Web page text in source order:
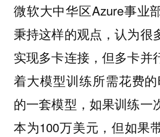
微软大中华区Azure事业
秉持这样的观点，认为很
实现多卡连接，但多卡并
着大模型训练所需花费
的一套模型，如果训练一
本为100万美元，但如果